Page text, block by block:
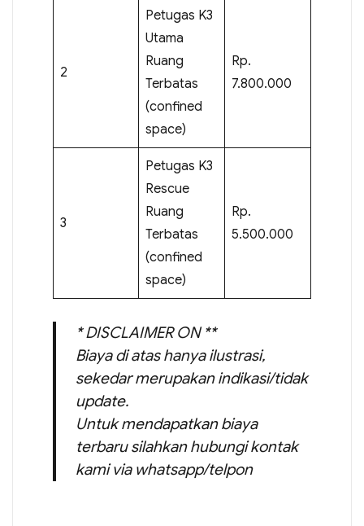
2
Petugas K3
Utama
Ruang
Terbatas
(confined
space)
Rp.
7.800.000
3
Petugas K3
Rescue
Ruang
Terbatas
(confined
space)
Rp.
5.500.000
* DISCLAIMER ON **
Biaya di atas hanya ilustrasi,
sekedar merupakan indikasi/tidak
update.
Untuk mendapatkan biaya
terbaru silahkan hubungi kontak
kami via whatsapp/telpon